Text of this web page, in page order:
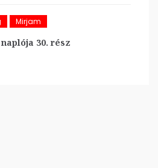
Mirjam
30. rész